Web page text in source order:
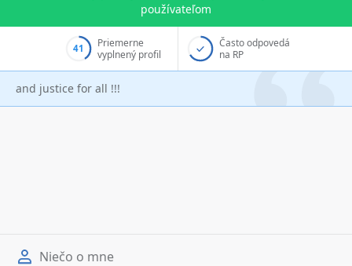
používateľom
41
Priemerne
vyplnený profil
Často odpovedá
na RP
and justice for all !!!
Niečo o mne